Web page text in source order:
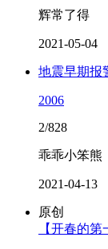
辉常了得
2021-05-04
地震早期报
2006
2/828
乖乖小笨熊
2021-04-13
原创
【开春的